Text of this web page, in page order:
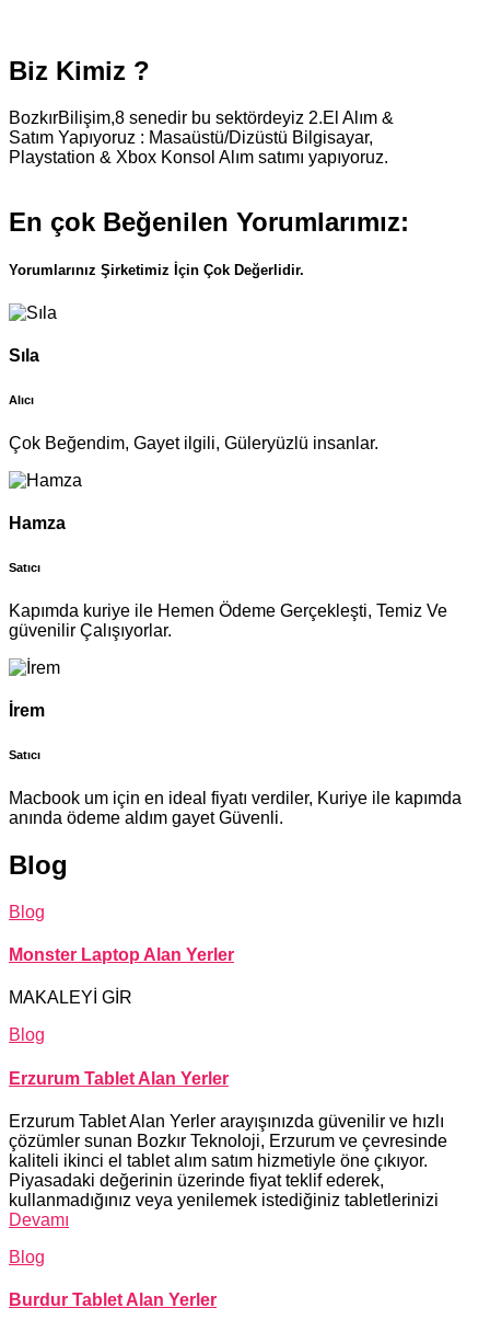
Biz Kimiz ?
BozkırBilişim,8 senedir bu sektördeyiz 2.El Alım &
Satım Yapıyoruz : Masaüstü/Dizüstü Bilgisayar,
Playstation & Xbox Konsol Alım satımı yapıyoruz.
En çok Beğenilen Yorumlarımız:
Yorumlarınız Şirketimiz İçin Çok Değerlidir.
Sıla
Alıcı
Çok Beğendim, Gayet ilgili, Güleryüzlü insanlar.
Hamza
Satıcı
Kapımda kuriye ile Hemen Ödeme Gerçekleşti, Temiz Ve
güvenilir Çalışıyorlar.
İrem
Satıcı
Macbook um için en ideal fiyatı verdiler, Kuriye ile kapımda
anında ödeme aldım gayet Güvenli.
Blog
Blog
Monster Laptop Alan Yerler
MAKALEYİ GİR
Blog
Erzurum Tablet Alan Yerler
Erzurum Tablet Alan Yerler arayışınızda güvenilir ve hızlı
çözümler sunan Bozkır Teknoloji, Erzurum ve çevresinde
kaliteli ikinci el tablet alım satım hizmetiyle öne çıkıyor.
Piyasadaki değerinin üzerinde fiyat teklif ederek,
kullanmadığınız veya yenilemek istediğiniz tabletlerinizi
Devamı
Blog
Burdur Tablet Alan Yerler